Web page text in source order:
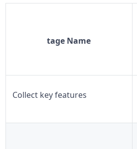
tage Name
Collect key features